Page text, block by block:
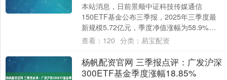
本站消息，日前景顺中证科技传媒通信
150ETF基金公布三季报，2025年三季度最
新规模5.72亿元，季度净值涨幅为58.9%。
从业绩表现来看，景顺中证科技传媒....
查看： 120 分类： 易宝配资
杨帆配资官网 三季报点评：广发沪深
300ETF基金季度涨幅18.85%